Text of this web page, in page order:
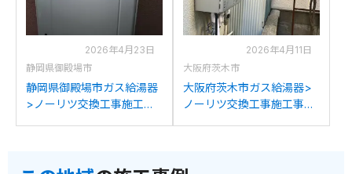
2026年4月23日
静岡県御殿場市
静岡県御殿場市ガス給湯器
>ノーリツ交換工事施工事
2026年4月11日
大阪府茨木市
大阪府茨木市ガス給湯器>
ノーリツ交換工事施工事
換